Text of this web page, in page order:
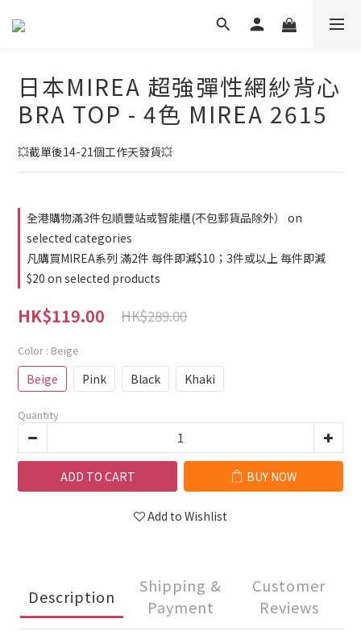
日本MIREA 超強彈性網紗背心
BRA TOP - 4色 MIREA 2615
💥截單後14-21個工作天發貨💥
全港購物滿3件包順豐站或智能櫃(不包郵貨品除外） on
selected categories
凡購買MIREA系列 滿2件 每件即減$10；3件或以上 每件即減
$20 on selected products
HK$119.00 HK$289.00
Color : Beige
Beige Pink Black Khaki
Quantity
ADD TO CART BUY NOW
Add to Wishlist
Description
Shipping &
Payment
Customer
Reviews